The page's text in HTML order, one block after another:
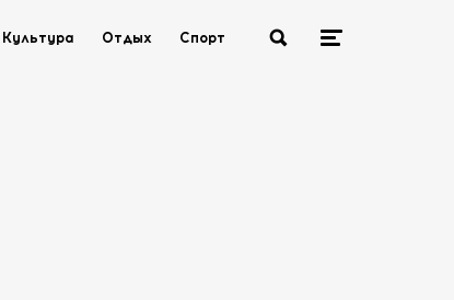
Культура Отдых Спорт